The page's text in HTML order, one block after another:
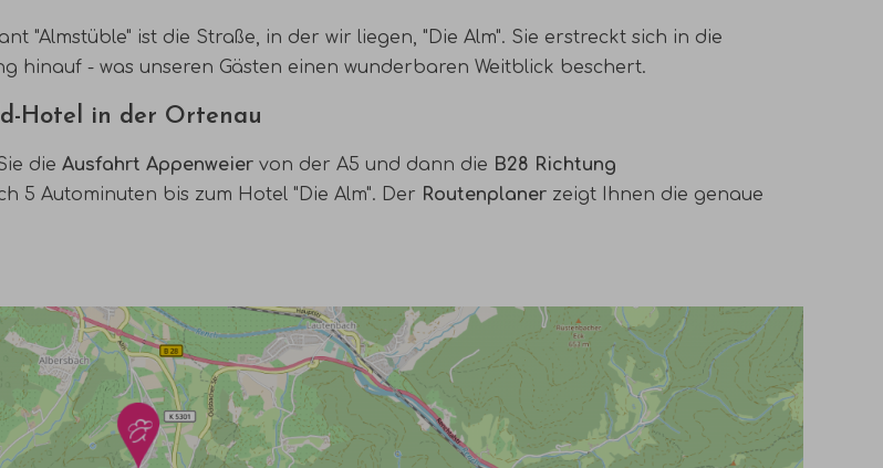
"Almstüble" ist die Straße, in der wir liegen, "Die Alm". Sie erstreckt sich in die
hinauf - was unseren Gästen einen wunderbaren Weitblick beschert.
Hotel in der Ortenau
die Ausfahrt Appenweier von der A5 und dann die B28 Richtung
5 Autominuten bis zum Hotel "Die Alm". Der Routenplaner zeigt Ihnen die genaue